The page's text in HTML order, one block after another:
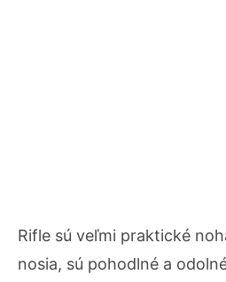
Rifle sú veľmi praktické
nosia, sú pohodlné a